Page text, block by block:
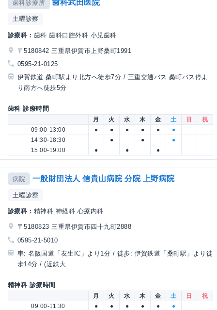
歯科診療所 歯科武田医院
土曜診察
診療科： 歯科 歯科口腔外科 小児歯科
〒5180842 三重県伊賀市上野桑町1991
0595-21-0125
伊賀鉄道:桑町駅より北方へ徒歩7分 / 三重交通バス:桑町バス停よ
り南方へ徒歩5分
歯科 診療時間
月 火 水 木 金 土 日
祝
09:00-13:00
● ● ● ● ●
●
14:30-18:30
● ●
●
15:00-19:00
● ● ●
病院 一般財団法人 信貴山病院 分院 上野病院
土曜診察
診療科： 精神科 神経科 心療内科
〒5180823 三重県伊賀市四十九町2888
0595-21-5010
車: 名阪国道「友生IC」より1分 / 徒歩: 伊賀鉄道「桑町駅」より徒
歩14分 / (近鉄大...
精神科 診療時間
月 火 水 木 金 土 日
祝
09:00-11:30
● ● ● ● ●
●